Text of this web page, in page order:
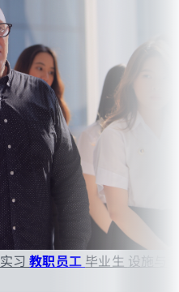
实习教职员工 毕业生 设施与